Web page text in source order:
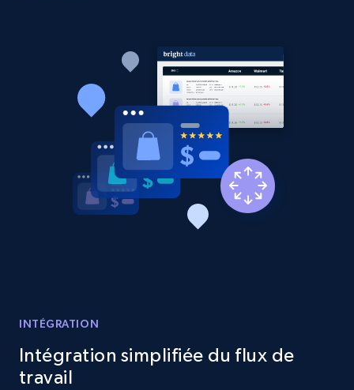
322+
Amazon products search
Asin, URL, Name, Sponsored, Initial price, Final
price, Currency, Sold, and more.
1.6K+ 181+ Commencer
URL, Product id, Title, Product description,
Rating, Reviews count, Initial price, Discount,
and more.
INTÉGRATION
Intégration simplifiée du flux de
travail